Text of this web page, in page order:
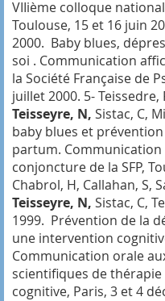
VIIième colloque
Toulouse, 15 et 16 juin
2000. Baby blues,
soi . Communication
la Société Française de
juillet 2000. 5- Teissedre,
Teisseyre, N, Sistac, C,
baby blues et
partum.
conjoncture de la SFP,
Chabrol, H, Callahan, S,
Teisseyre, N, Sistac, C,
1999. Prévention de la
une intervention
Communication orale
scientifiques de
cognitive, Paris, 3 et 4